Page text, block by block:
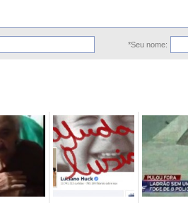
*Seu nome: